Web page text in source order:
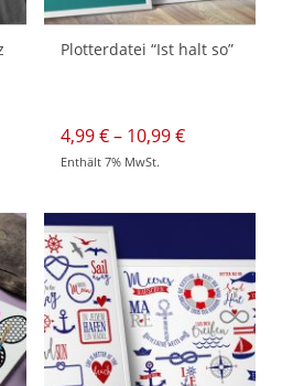
Plotterdatei “Ist halt so”
4,99€– 10,99€
Enthält 7% MwSt.
Dieses
mehrere
Varianten
auf.
Die
Optionen
können
auf
der
Produktseite
gewählt
werden